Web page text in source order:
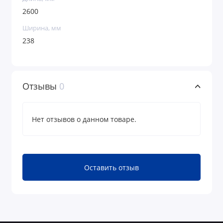
характеристиками и безупречным внешним
используются финиш-пленки ведущих
производителей. Плиты МДФ не имеют изъянов,
При производстве данной продукции не
стеновые панели на основе МДФ можно
2600
Ширина, мм
238
Отзывы 0
Нет отзывов о данном товаре.
Оставить отзыв